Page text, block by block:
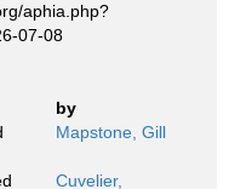
aphia.php?
07-08
by
Mapstone, Gill
Cuvelier,